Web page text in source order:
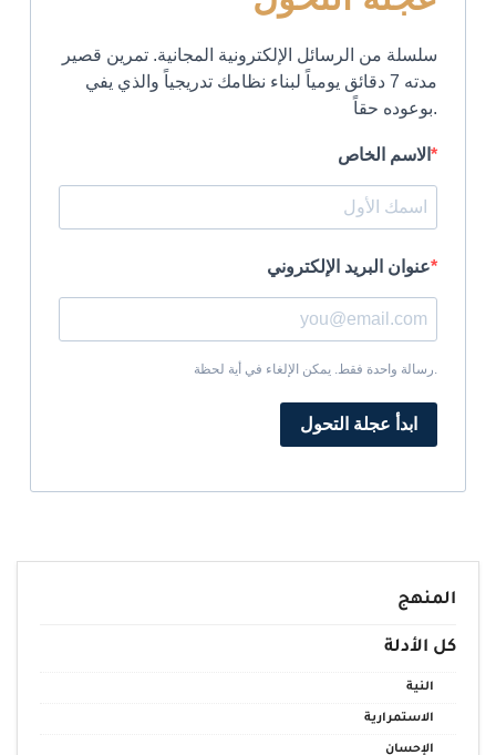
سلسلة من الرسائل الإلكترونية المجانية. تمرين قصير
مدته 7 دقائق يومياً لبناء نظامك تدريجياً والذي يفي
بوعوده حقاً.
الاسم الخاص
عنوان البريد الإلكتروني
رسالة واحدة فقط. يمكن الإلغاء في أية لحظة.
ابدأ عجلة التحول
المنهج
كل الأدلة
النية
الاستمرارية
الإحسان